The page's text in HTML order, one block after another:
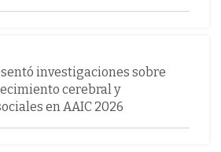
investigaciones sobre
cerebral y
en AAIC 2026